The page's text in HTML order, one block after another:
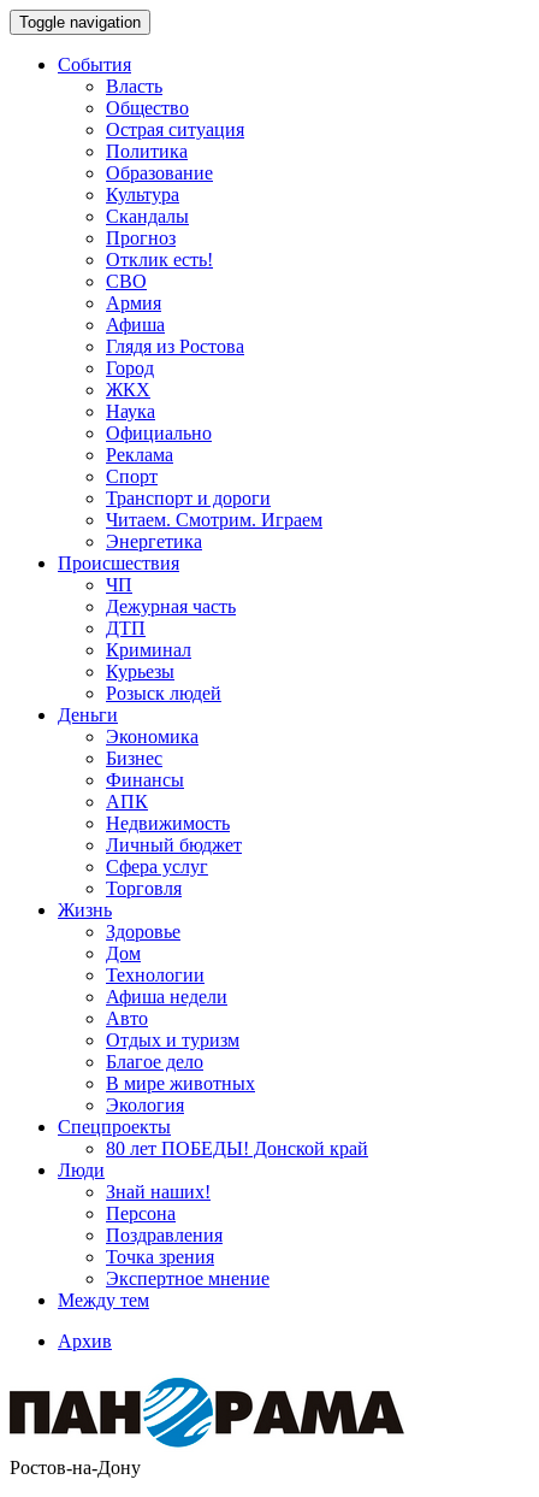
Toggle navigation
События
Власть
Общество
Острая ситуация
Политика
Образование
Культура
Скандалы
Прогноз
Отклик есть!
СВО
Армия
Афиша
Глядя из Ростова
Город
ЖКХ
Наука
Официально
Реклама
Спорт
Транспорт и дороги
Читаем. Смотрим. Играем
Энергетика
Происшествия
ЧП
Дежурная часть
ДТП
Криминал
Курьезы
Розыск людей
Деньги
Экономика
Бизнес
Финансы
АПК
Недвижимость
Личный бюджет
Сфера услуг
Торговля
Жизнь
Здоровье
Дом
Технологии
Афиша недели
Авто
Отдых и туризм
Благое дело
В мире животных
Экология
Спецпроекты
80 лет ПОБЕДЫ! Донской край
Люди
Знай наших!
Персона
Поздравления
Точка зрения
Экспертное мнение
Между тем
Архив
Ростов-на-Дону